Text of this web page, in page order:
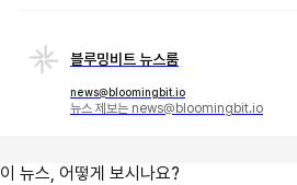
블루밍비트 뉴스룸
news@bloomingbit.io
뉴스 제보는 news@bloomingbit.io
이 뉴스, 어떻게 보시나요?